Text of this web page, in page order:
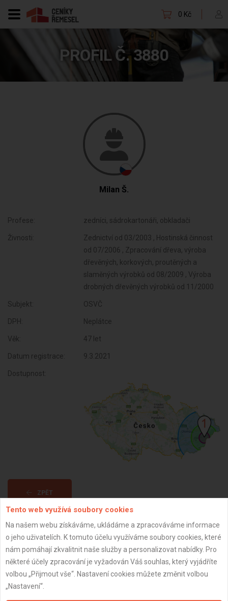
0 Kč
PROFIL Č. 3880
Milan Š.
Profese: zedníci, sádrokartonáři, obkladači
Živnosti:
Zednictví od 03/2003 , Hostinská činnost
od 07/2006 , Zpracování dřeva, výroba
dřevěných, korkových, proutěných a
slaměných výrobků od 08/2009 , Výroba
drobných dřevěných výrobků od 11/2000
Subjekt: OSVČ
DPH: Neplátce
Věk: 47 let
Datum registrace: 9.3.2021
Dostupnost:
ZPĚT
Aktualizováno z portálu ARES dne 02.12.2025 17:45:04
Tento web využívá soubory cookies
Na našem webu získáváme, ukládáme a zpracováváme informace
o jeho uživatelích. K tomuto účelu využíváme soubory cookies, které
nám pomáhají zkvalitnit naše služby a personalizovat nabídky. Pro
některé účely zpracování je vyžadován Váš souhlas, který vyjádříte
volbou „Přijmout vše“. Nastavení cookies můžete změnit volbou
„Nastavení“.